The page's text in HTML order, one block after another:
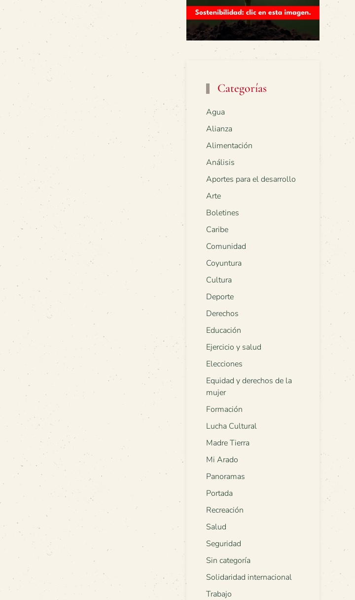
Categorías
Agua
Alianza
Alimentación
Análisis
Aportes para el desarrollo
Arte
Boletines
Caribe
Comunidad
Coyuntura
Cultura
Deporte
Derechos
Educación
Ejercicio y salud
Elecciones
Equidad y derechos de la
mujer
Formación
Lucha Cultural
Madre Tierra
Mi Arado
Panoramas
Portada
Recreación
Salud
Seguridad
Sin categoría
Solidaridad internacional
Trabajo